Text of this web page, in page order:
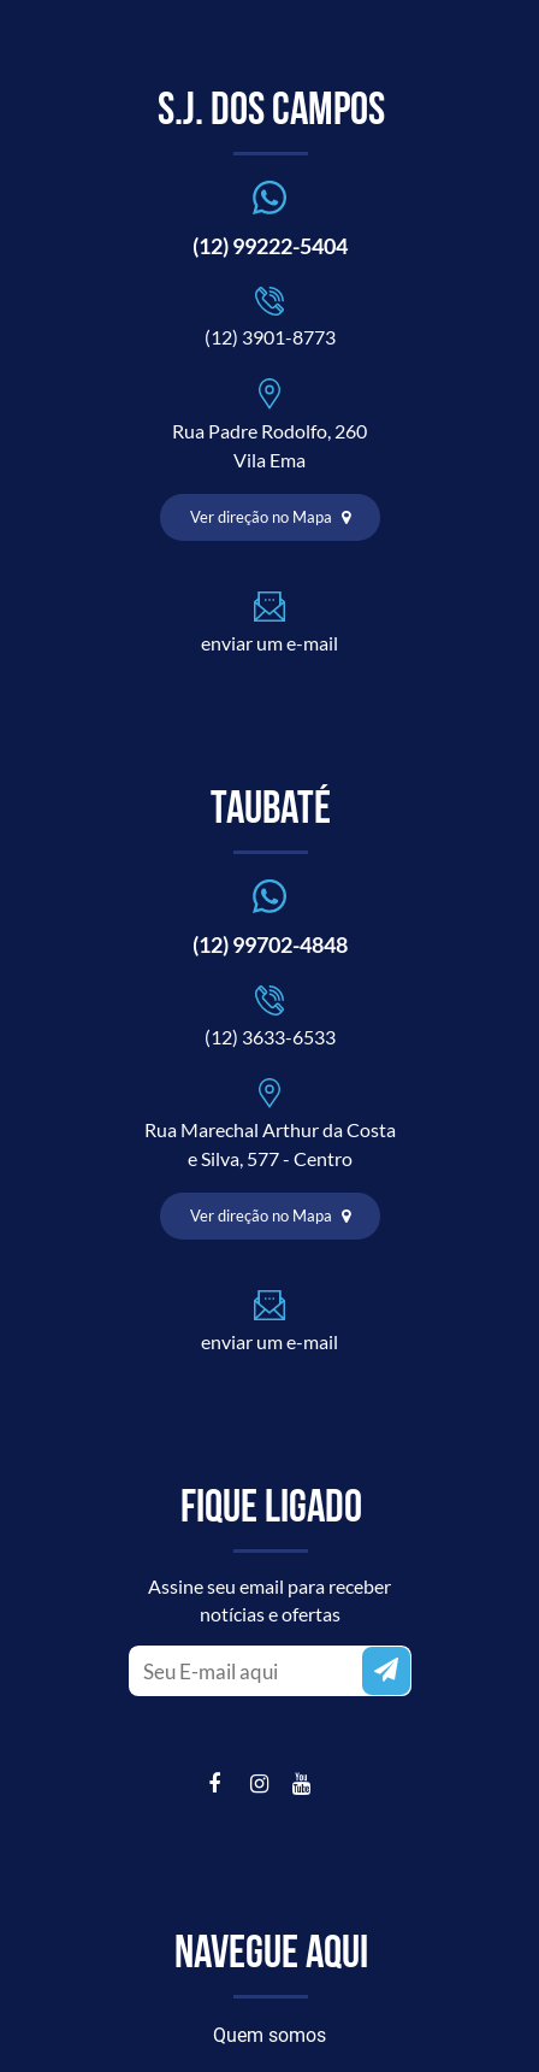
S.J. dos Campos
(12) 99222-5404
(12) 3901-8773
Rua Padre Rodolfo, 260
Vila Ema
Ver direção no Mapa
enviar um e-mail
Taubaté
(12) 99702-4848
(12) 3633-6533
Rua Marechal Arthur da Costa
e Silva, 577 - Centro
Ver direção no Mapa
enviar um e-mail
Fique ligado
Assine seu email para receber
notícias e ofertas
Navegue aqui
Quem somos